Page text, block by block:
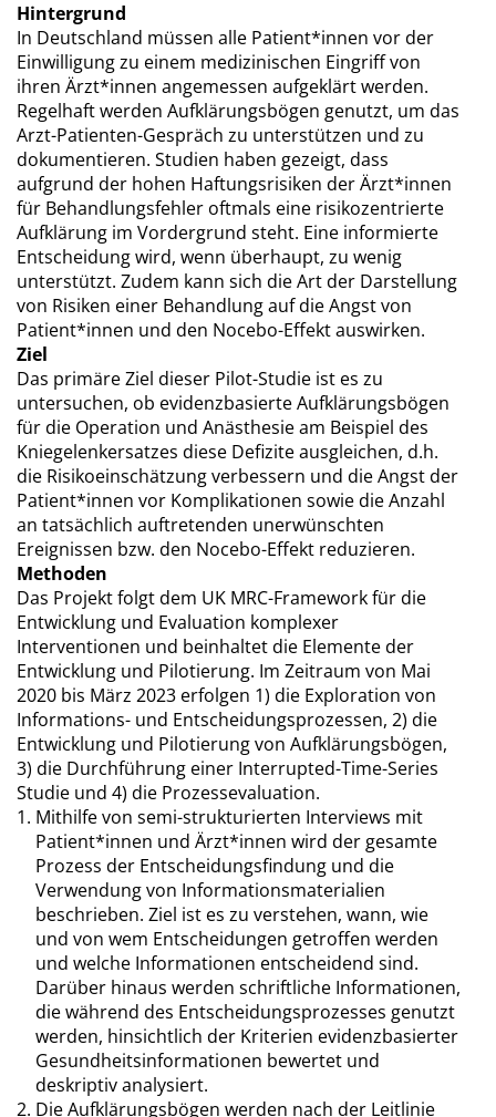
Hintergrund
In Deutschland müssen alle Patient*innen vor der
Einwilligung zu einem medizinischen Eingriff von
ihren Ärzt*innen angemessen aufgeklärt werden.
Regelhaft werden Aufklärungsbögen genutzt, um das
Arzt-Patienten-Gespräch zu unterstützen und zu
dokumentieren. Studien haben gezeigt, dass
aufgrund der hohen Haftungsrisiken der Ärzt*innen
für Behandlungsfehler oftmals eine risikozentrierte
Aufklärung im Vordergrund steht. Eine informierte
Entscheidung wird, wenn überhaupt, zu wenig
unterstützt. Zudem kann sich die Art der Darstellung
von Risiken einer Behandlung auf die Angst von
Patient*innen und den Nocebo-Effekt auswirken.
Ziel
Das primäre Ziel dieser Pilot-Studie ist es zu
untersuchen, ob evidenzbasierte Aufklärungsbögen
für die Operation und Anästhesie am Beispiel des
Kniegelenkersatzes diese Defizite ausgleichen, d.h.
die Risikoeinschätzung verbessern und die Angst der
Patient*innen vor Komplikationen sowie die Anzahl
an tatsächlich auftretenden unerwünschten
Ereignissen bzw. den Nocebo-Effekt reduzieren.
Methoden
Das Projekt folgt dem UK MRC-Framework für die
Entwicklung und Evaluation komplexer
Interventionen und beinhaltet die Elemente der
Entwicklung und Pilotierung. Im Zeitraum von Mai
2020 bis März 2023 erfolgen 1) die Exploration von
Informations- und Entscheidungsprozessen, 2) die
Entwicklung und Pilotierung von Aufklärungsbögen,
3) die Durchführung einer Interrupted-Time-Series
Studie und 4) die Prozessevaluation.
Mithilfe von semi-strukturierten Interviews mit
Patient*innen und Ärzt*innen wird der gesamte
Prozess der Entscheidungsfindung und die
Verwendung von Informationsmaterialien
beschrieben. Ziel ist es zu verstehen, wann, wie
und von wem Entscheidungen getroffen werden
und welche Informationen entscheidend sind.
Darüber hinaus werden schriftliche Informationen,
die während des Entscheidungsprozesses genutzt
werden, hinsichtlich der Kriterien evidenzbasierter
Gesundheitsinformationen bewertet und
deskriptiv analysiert.
Die Aufklärungsbögen werden nach der Leitlinie